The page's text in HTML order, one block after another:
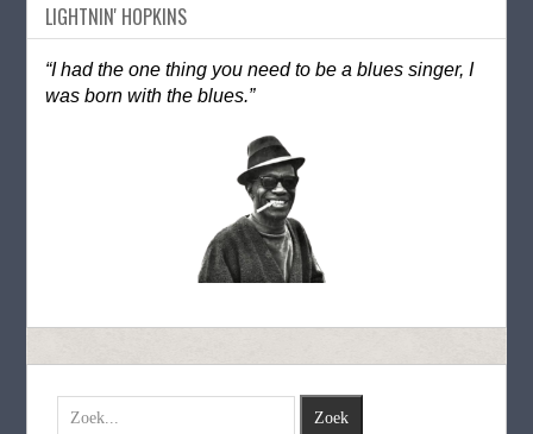
LIGHTNIN' HOPKINS
“I had the one thing you need to be a blues singer, I
was born with the blues.”